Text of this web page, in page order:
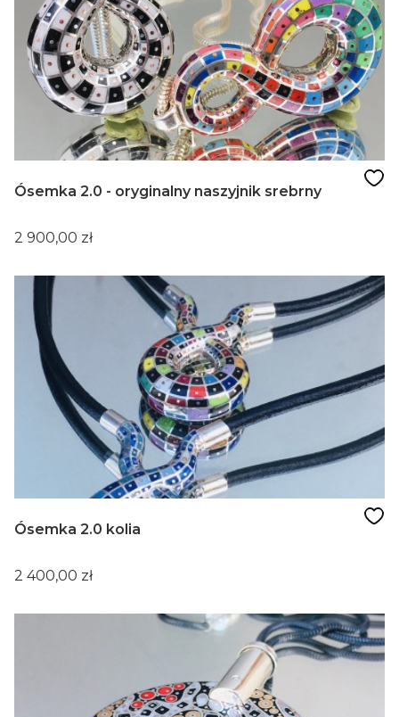
Ósemka 2.0 - oryginalny naszyjnik srebrny
Cena
2 900,00 zł
Ósemka 2.0 kolia
Cena
2 400,00 zł